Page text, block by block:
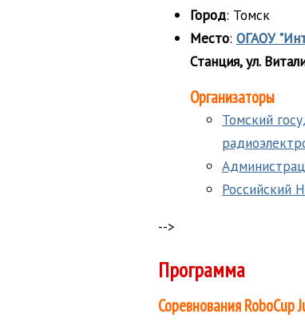
Город: Томск
Место: ОГАОУ
Станция, ул.
Организаторы
Томский
Российский
-->
Программа
Соревнования RoboCup